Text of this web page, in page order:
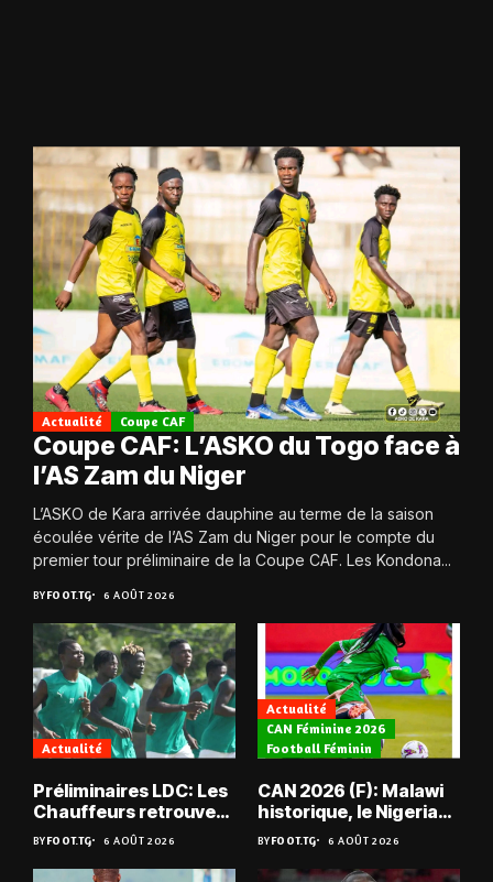
Actualité Coupe CAF
Coupe CAF: L’ASKO du Togo face à
l’AS Zam du Niger
L’ASKO de Kara arrivée dauphine au terme de la saison
écoulée vérite de l’AS Zam du Niger pour le compte du
premier tour préliminaire de la Coupe CAF. Les Kondona...
BYFOOT.TG 6 AOÛT 2026
Actualité
Préliminaires LDC: Les
Chauffeurs retrouvent
les Mimos
BYFOOT.TG 6 AOÛT 2026
Actualité
CAN Féminine 2026
Football Féminin
CAN 2026 (F): Malawi
historique, le Nigeria
sauvé, la Zambie
éliminée
BYFOOT.TG 6 AOÛT 2026